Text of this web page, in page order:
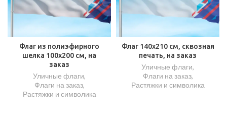
Флаг из полиэфирного
шелка 100х200 см, на
заказ
Уличные флаги,
Флаги на заказ,
Растяжки и символика
Флаг 140х210 см, сквозная
печать, на заказ
Уличные флаги,
Флаги на заказ,
Растяжки и символика